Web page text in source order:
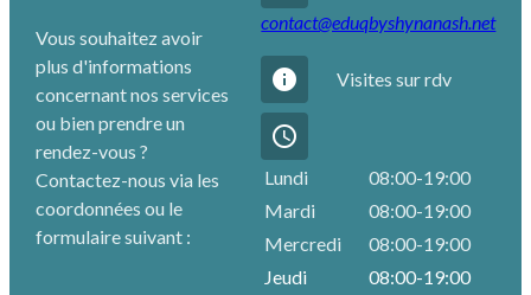
Vous souhaitez avoir
plus d'informations
concernant nos services
ou bien prendre un
rendez-vous ?
Contactez-nous via les
coordonnées ou le
formulaire suivant :
contact@eduqbyshynanash.net
info Visites sur rdv
access_time
Lundi
08:00-19:00
Mardi
08:00-19:00
Mercredi
08:00-19:00
Jeudi
08:00-19:00